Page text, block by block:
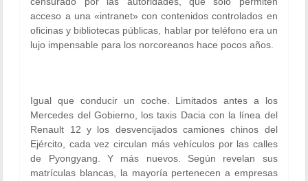
acceso a una «intranet» con contenidos controlados en
oficinas y bibliotecas públicas, hablar por teléfono era un
lujo impensable para los norcoreanos hace pocos años.
Igual que conducir un coche. Limitados antes a los
Mercedes del Gobierno, los taxis Dacia con la línea del
Renault 12 y los desvencijados camiones chinos del
Ejército, cada vez circulan más vehículos por las calles
de Pyongyang. Y más nuevos. Según revelan sus
matrículas blancas, la mayoría pertenecen a empresas